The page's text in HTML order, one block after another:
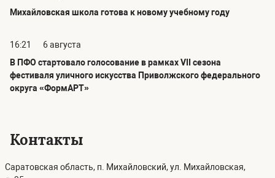
Михайловская школа готова к новому учебному году
16:21
6 августа
В ПФО стартовало голосование в рамках VII сезона
фестиваля уличного искусства Приволжского федерального
округа «ФормАРТ»
Контакты
Саратовская область, п. Михайловский, ул. Михайловская,